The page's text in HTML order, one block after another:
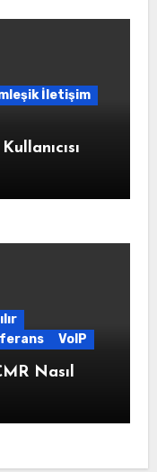
İletişim
VoIP
Nasıl